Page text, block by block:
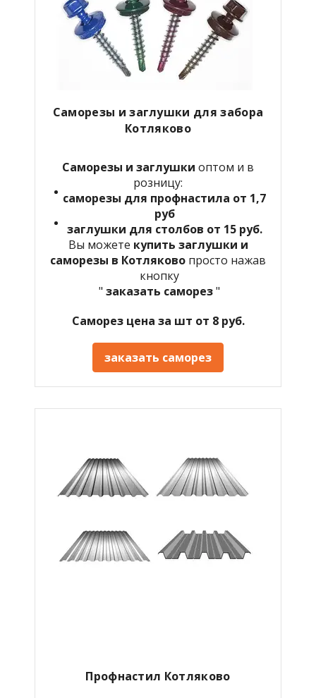
Саморезы и заглушки для забора
Котляково
Саморезы и заглушки оптом и в
розницу:
саморезы для профнастила от 1,7
руб
заглушки для столбов от 15 руб.
Вы можете купить заглушки и
саморезы в Котляково просто нажав
кнопку
" заказать саморез"
Саморез цена за шт от 8 руб.
заказать саморез
Профнастил Котляково